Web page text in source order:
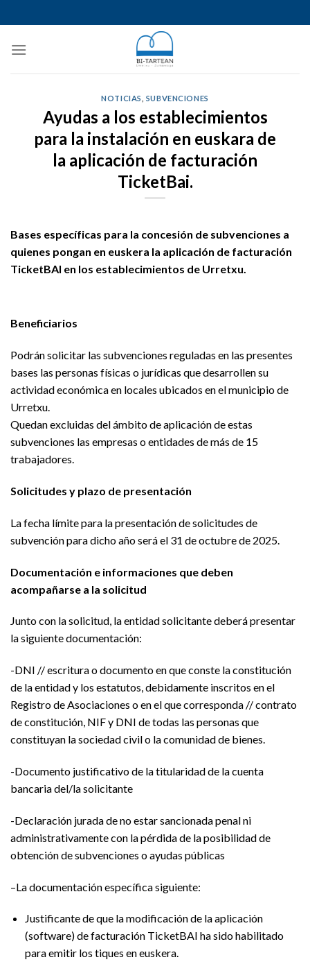
to
content
NOTICIAS SUBVENCIONES
Ayudas a los establecimientos
para la instalación en euskara de
la aplicación de facturación
TicketBai.
Bases específicas para la concesión de subvenciones a
quienes pongan en euskera la aplicación de facturación
TicketBAI en los establecimientos de Urretxu.
Beneficiarios
Podrán solicitar las subvenciones reguladas en las presentes
bases las personas físicas o jurídicas que desarrollen su
actividad económica en locales ubicados en el municipio de
Urretxu.
Quedan excluidas del ámbito de aplicación de estas
subvenciones las empresas o entidades de más de 15
trabajadores.
Solicitudes y plazo de presentación
La fecha límite para la presentación de solicitudes de
subvención para dicho año será el 31 de octubre de 2025.
Documentación e informaciones que deben
acompañarse a la solicitud
Junto con la solicitud, la entidad solicitante deberá presentar
la siguiente documentación:
-DNI // escritura o documento en que conste la constitución
de la entidad y los estatutos, debidamente inscritos en el
Registro de Asociaciones o en el que corresponda // contrato
de constitución, NIF y DNI de todas las personas que
constituyan la sociedad civil o la comunidad de bienes.
-Documento justificativo de la titularidad de la cuenta
bancaria del/la solicitante
-Declaración jurada de no estar sancionada penal ni
administrativamente con la pérdida de la posibilidad de
obtención de subvenciones o ayudas públicas
–La documentación específica siguiente:
Justificante de que la modificación de la aplicación
(software) de facturación TicketBAI ha sido habilitado
para emitir los tiques en euskera.